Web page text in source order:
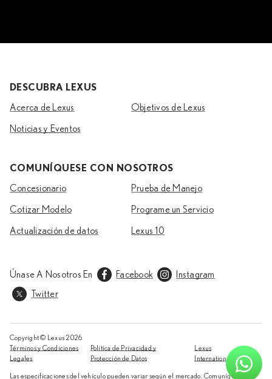
Haga una cita con su concesionario más cercano para
conducir su modelo preferido.
DESCUBRA LEXUS
Acerca de Lexus Objetivos de Lexus
Noticias y Eventos
COMUNÍQUESE CON NOSOTROS
Concesionario Prueba de Manejo
Cotizar Modelo Programe un Servicio
Actualización de datos Lexus 10
Únase A Nosotros En Facebook
Instagram
Twitter
Copyright © Lexus2026
Términos y Condiciones
Legales
Política de Privacidad y
Protección de Datos
Lexus
International
Las especificaciones del vehículo pueden variar según el mercado. Comuníquese con